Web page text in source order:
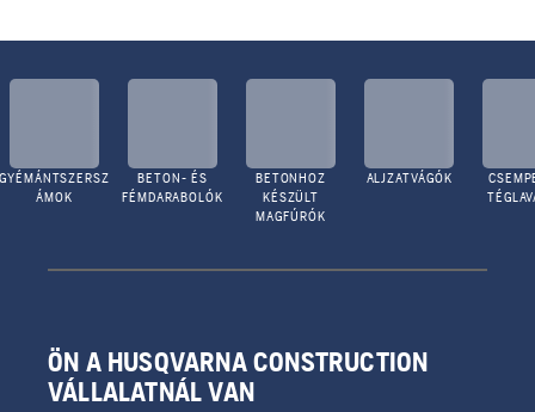
GYÉMÁNTSZERSZ
ÁMOK
BETON- ÉS
FÉMDARABOLÓK
BETONHOZ
KÉSZÜLT
MAGFÚRÓK
ALJZATVÁGÓK
ÖN A HUSQVARNA CONSTRUCTION
VÁLLALATNÁL VAN